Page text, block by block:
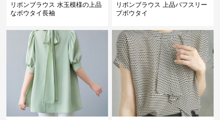
リボンブラウス 水玉模様の上品
なボウタイ長袖
リボンブラウス 上品パフスリー
ブボウタイ